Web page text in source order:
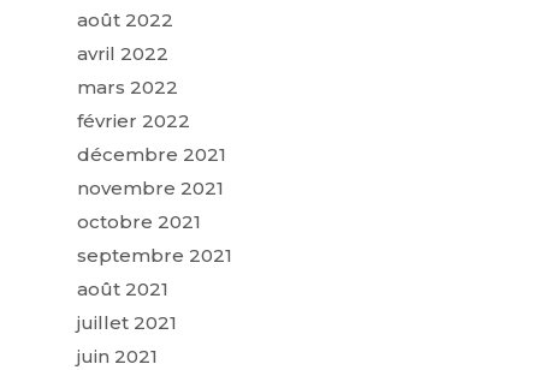
août 2022
avril 2022
mars 2022
février 2022
décembre 2021
novembre 2021
octobre 2021
septembre 2021
août 2021
juillet 2021
juin 2021